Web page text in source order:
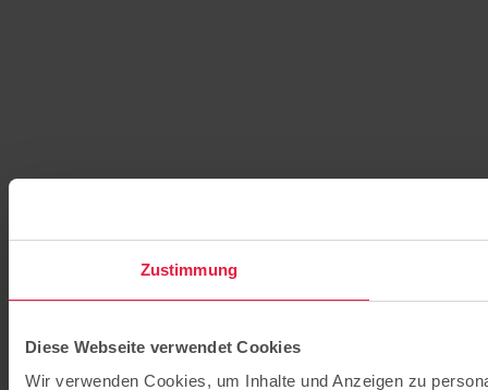
Zustimmung
Diese Webseite verwendet Cookies
Wir verwenden Cookies, um Inhalte und Anzeigen zu